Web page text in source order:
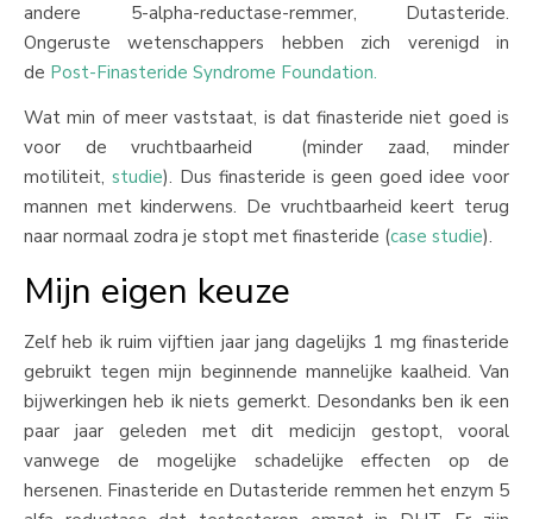
andere 5-alpha-reductase-remmer, Dutasteride.
Ongeruste wetenschappers hebben zich verenigd in
de Post-Finasteride Syndrome Foundation.
Wat min of meer vaststaat, is dat finasteride niet goed is
voor de vruchtbaarheid (minder zaad, minder
motiliteit, studie). Dus finasteride is geen goed idee voor
mannen met kinderwens. De vruchtbaarheid keert terug
naar normaal zodra je stopt met finasteride (case studie).
Mijn eigen keuze
Zelf heb ik ruim vijftien jaar jang dagelijks 1 mg finasteride
gebruikt tegen mijn beginnende mannelijke kaalheid. Van
bijwerkingen heb ik niets gemerkt. Desondanks ben ik een
paar jaar geleden met dit medicijn gestopt, vooral
vanwege de mogelijke schadelijke effecten op de
hersenen. Finasteride en Dutasteride remmen het enzym 5